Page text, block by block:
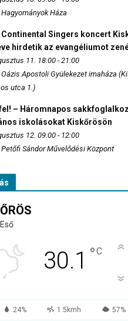
Háza
Continental Singers koncert
hirdetik az evangéliumot
11. 18:00 - 21:00
Apostoli Gyülekezet imaháza
utca 1.)
– Háromnapos
iskolásokat Kiskőrösön
12. 09:00 - 12:00
Sándor Művelődési Központ
30.1 °C
24% 1.5kmh 57%